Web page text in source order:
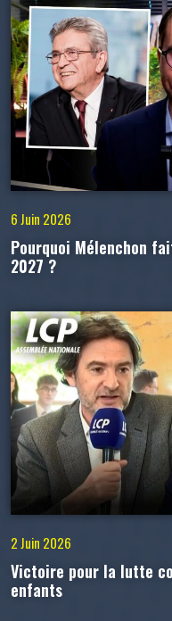
6 Juin 2026
Pourquoi Mélenchon
2027 ?
2 Juin 2026
Victoire pour la lutte
enfants